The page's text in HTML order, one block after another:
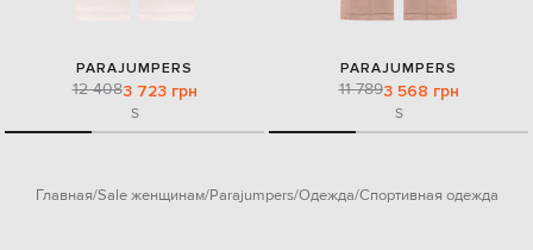
PARAJUMPERS
12 4083 723 грн
S
PARAJUMPERS
11 7893 568 грн
S
Главная Sale женщинам Parajumpers Одежда Спортивная одежда